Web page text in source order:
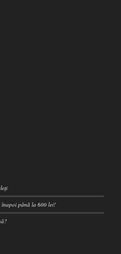
înapoi până la 600 lei!